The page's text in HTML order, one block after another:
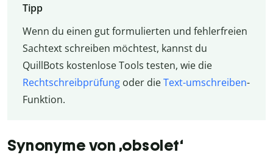
Tipp
Wenn du einen gut formulierten und fehlerfreien
Sachtext schreiben möchtest, kannst du
QuillBots kostenlose Tools testen, wie die
Rechtschreibprüfungoder dieText-umschreiben-
Funktion.
Synonyme von ‚obsolet‘